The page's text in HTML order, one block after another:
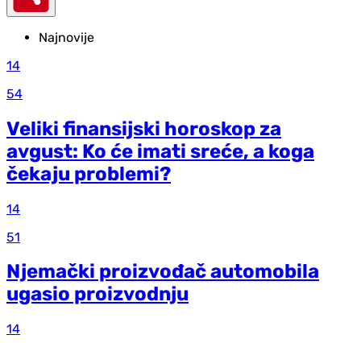
Najnovije
14
54
Veliki finansijski horoskop za
avgust: Ko će imati sreće, a koga
čekaju problemi?
14
51
Njemački proizvođač automobila
ugasio proizvodnju
14